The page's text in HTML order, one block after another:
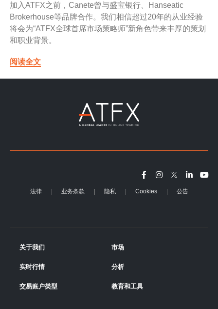
加入ATFX之前，Canete曾与盛宝银行、Hanseatic
Brokerhouse等品牌合作。我们相信超过20年的从业经验
将会为“ATFX全球首席市场策略师”新角色带来丰厚的策划
和职业背景。
阅读全文
法律 业务条款 隐私 Cookies 公告
关于我们 市场
实时行情 分析
交易账户类型 教育和工具